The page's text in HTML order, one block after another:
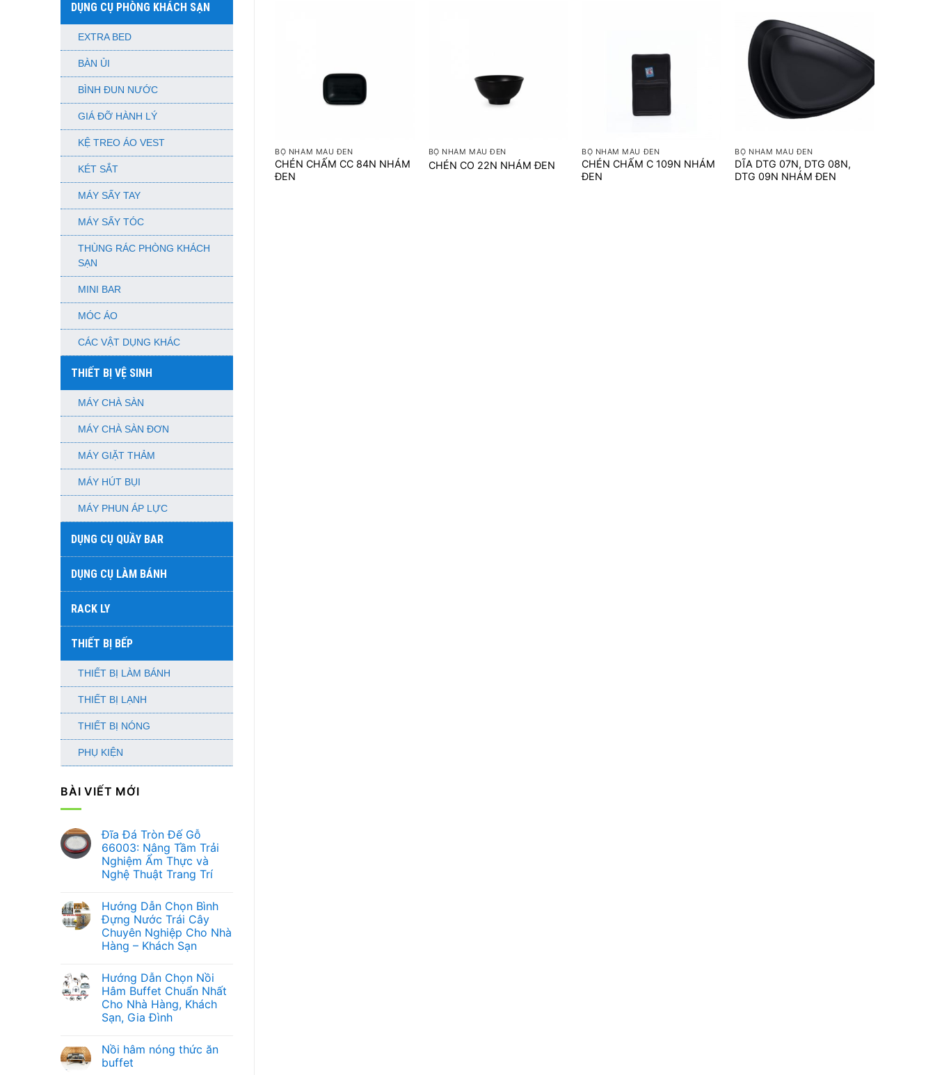
DỤNG CỤ PHÒNG KHÁCH SẠN
EXTRA BED
BÀN ỦI
BÌNH ĐUN NƯỚC
GIÁ ĐỠ HÀNH LÝ
KỆ TREO ÁO VEST
KÉT SẮT
MÁY SẤY TAY
MÁY SẤY TÓC
THÙNG RÁC PHÒNG KHÁCH
SẠN
MINI BAR
MÓC ÁO
CÁC VẬT DỤNG KHÁC
THIẾT BỊ VỆ SINH
MÁY CHÀ SÀN
MÁY CHÀ SÀN ĐƠN
MÁY GIẶT THẢM
MÁY HÚT BỤI
MÁY PHUN ÁP LỰC
DỤNG CỤ QUẦY BAR
DỤNG CỤ LÀM BÁNH
RACK LY
THIẾT BỊ BẾP
THIẾT BỊ LÀM BÁNH
THIẾT BỊ LẠNH
THIẾT BỊ NÓNG
PHỤ KIỆN
BÀI VIẾT MỚI
Đĩa Đá Tròn Đế Gỗ
66003: Nâng Tầm Trải
Nghiệm Ẩm Thực và
Nghệ Thuật Trang Trí
bình
luận
ở
Đĩa
Đá
Tròn
66003:
Nâng
Tầm
Trải
Nghiệm
Ẩm
Nghệ
Thuật
Trang
Hướng Dẫn Chọn Bình
Đựng Nước Trái Cây
Chuyên Nghiệp Cho Nhà
Hàng – Khách Sạn
bình
luận
ở
Hướng
Dẫn
Chọn
Nước
Trái
Cây
Hướng Dẫn Chọn Nồi
Hâm Buffet Chuẩn Nhất
Cho Nhà Hàng, Khách
Sạn, Gia Đình
bình
luận
ở
Nồi hâm nóng thức ăn
buffet
BỘ NHÁM MÀU ĐEN
CHÉN CHẤM CC 84N NHÁM
ĐEN
BỘ NHÁM MÀU ĐEN
CHÉN CO 22N NHÁM ĐEN
BỘ NHÁM MÀU ĐEN
CHÉN CHẤM C 109N NHÁM
ĐEN
BỘ NHÁM MÀU ĐEN
DĨA DTG 07N, DTG 08N,
DTG 09N NHÁM ĐEN